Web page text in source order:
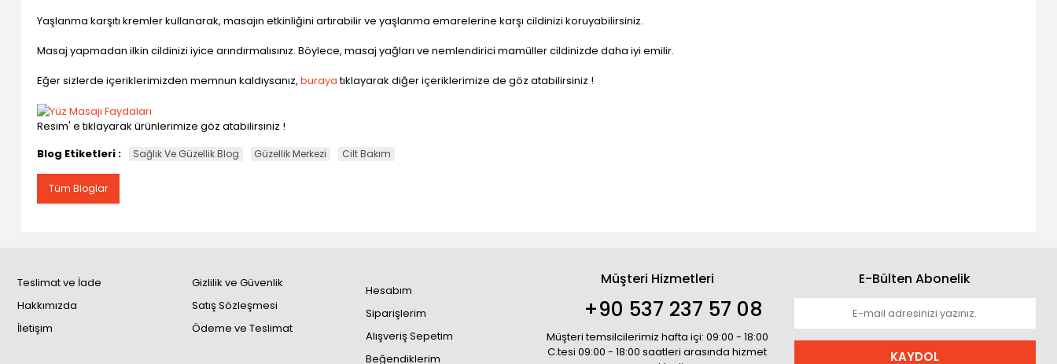
Yaşlanma karşıtı kremler kullanarak, masajın etkinliğini artırabilir ve yaşlanma emarelerine karşı cildinizi koruyabilirsiniz.
Masaj yapmadan ilkin cildinizi iyice arındırmalısınız. Böylece, masaj yağları ve nemlendirici mamüller cildinizde daha iyi emilir.
Eğer sizlerde içeriklerimizden memnun kaldıysanız, burayatıklayarak diğer içeriklerimize de göz atabilirsiniz !
Resim' e tıklayarak ürünlerimize göz atabilirsiniz !
Blog Etiketleri :
Sağlık Ve Güzellik Blog Güzellik Merkezi Cilt Bakım
Tüm Bloglar
Teslimat ve İade
Hakkımızda
İletişim
Gizlilik ve Güvenlik
Satış Sözleşmesi
Ödeme ve Teslimat
Hesabım
Siparişlerim
Alışveriş Sepetim
Beğendiklerim
Müşteri Hizmetleri
+90 537 237 57 08
Müşteri temsilcilerimiz hafta içi: 09:00 - 18:00
C.tesi 09:00 - 18:00 saatleri arasında hizmet
E-Bülten Abonelik
KAYDOL